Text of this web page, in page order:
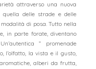
attraverso una nuova
quella delle strade e delle
di posa. Tutto nella
in parte forate, diventano
” promenade
l’olfatto, la vista e il gusto,
alberi da frutta,